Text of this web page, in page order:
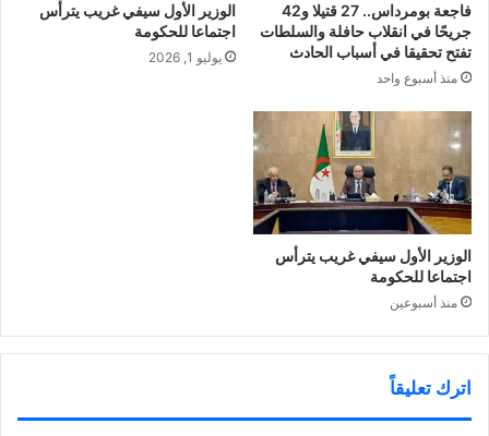
فاجعة بومرداس.. 27 قتيلا و42
جريحًا في انقلاب حافلة والسلطات
تفتح تحقيقا في أسباب الحادث
منذ أسبوع واحد
الوزير الأول سيفي غريب يترأس
اجتماعا للحكومة
يوليو 1, 2026
الوزير الأول سيفي غريب يترأس
اجتماعا للحكومة
منذ أسبوعين
اترك تعليقاً